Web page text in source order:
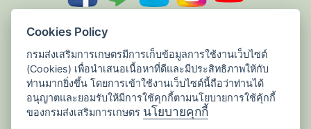
Cookies Policy
กรมส่งเสริมการเกษตรมีการเก็บข้อมูลการใช้งานเว็บไซต์
(Cookies) เพื่อนำเสนอเนื้อหาที่ดีและมีประสิทธิภาพให้กับ
ท่านมากยิ่งขึ้น โดยการเข้าใช้งานเว็บไซต์นี้ถือว่าท่านได้
อนุญาตและยอมรับให้มีการใช้คุกกี้ตามนโยบายการใช้คุ้กกี้
ของกรมส่งเสริมการเกษตร นโยบายคุกกี้